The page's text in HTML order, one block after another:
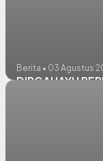
Berita • 03 Agustus
DIRGAHAYU